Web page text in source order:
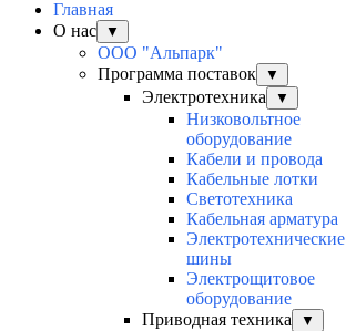
Главная
О нас
▼
ООО "Альпарк"
Программа поставок
▼
Электротехника ▼
Низковольтное
оборудование
Кабели и провода
Кабельные лотки
Светотехника
Кабельная арматура
Электротехнические
шины
Электрощитовое
оборудование
Приводная техника
▼